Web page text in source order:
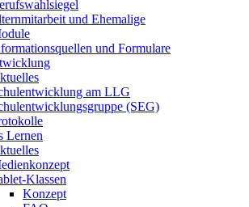
und Ehemalige
und Formulare
am LLG
(SEG)
Lernen
Klassen
Konzept